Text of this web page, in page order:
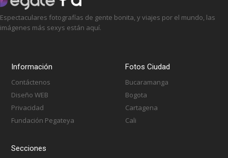
Espectaculares fotografías de gente bonita, y viajes por el mundo, las
imágenes más sexys están aquí.
Información
Contáctenos
Diseño WEB
Privacidad
Fundación Pegateya
Fotos Ciudad
Bucaramanga
Bogota
Cartagena
Cali
Secciones